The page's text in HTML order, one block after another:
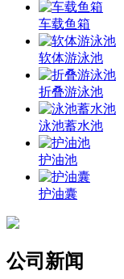
车载鱼箱
软体游泳池
折叠游泳池
泳池蓄水池
护油池
护油囊
公司新闻